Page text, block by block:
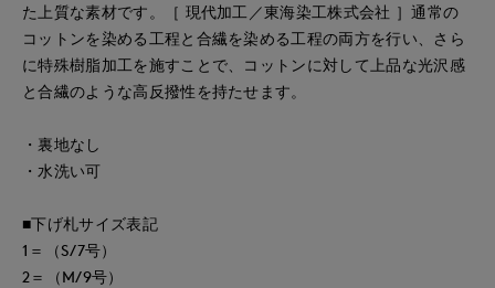
た上質な素材です。［ 現代加工／東海染工株式会社 ］通常の
コットンを染める工程と合繊を染める工程の両方を行い、さら
に特殊樹脂加工を施すことで、コットンに対して上品な光沢感
と合繊のような高反撥性を持たせます。
・裏地なし
・水洗い可
■下げ札サイズ表記
1＝（S/7号）
2＝（M/9号）